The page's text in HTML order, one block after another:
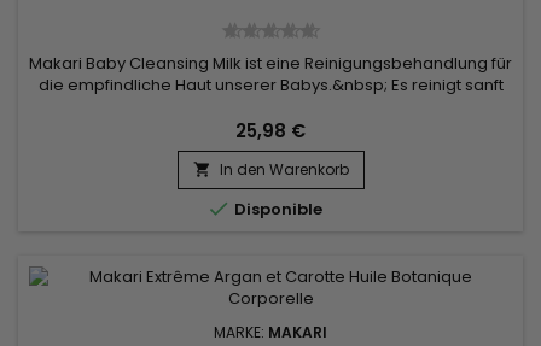
Makari Baby Cleansing Milk ist eine Reinigungsbehandlung für
die empfindliche Haut unserer Babys.&nbsp; Es reinigt sanft
Reinigung trockener Haut.&nbsp; Die tränenfreie Formel der
Makari Calendula-Reinigungsmilch schützt, pflegt und macht
die Haut des Babys weicher und glatter.&nbsp; Keine...
25,98 €
 In den Warenkorb
 Disponible
MARKE: MAKARI